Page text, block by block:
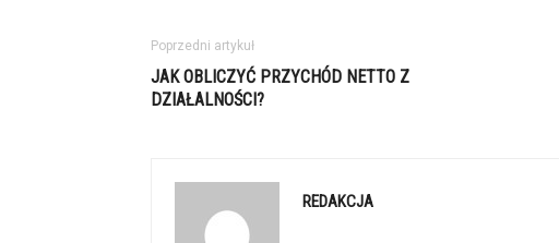
Poprzedni artykuł
JAK OBLICZYĆ PRZYCHÓD NETTO Z
DZIAŁALNOŚCI?
REDAKCJA